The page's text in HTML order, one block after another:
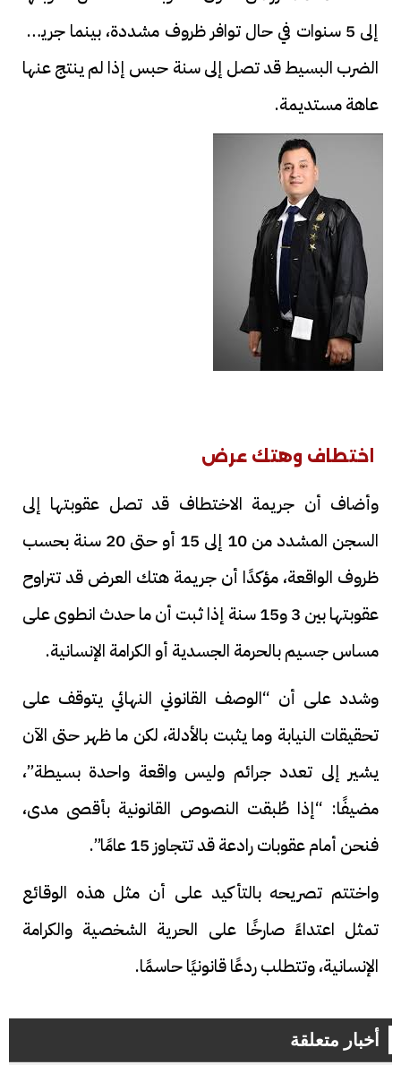
إلى 5 سنوات في حال توافر ظروف مشددة، بينما جريمة
الضرب البسيط قد تصل إلى سنة حبس إذا لم ينتج عنها
عاهة مستديمة.
اختطاف وهتك عرض
وأضاف أن جريمة الاختطاف قد تصل عقوبتها إلى
السجن المشدد من 10 إلى 15 أو حتى 20 سنة بحسب
ظروف الواقعة، مؤكدًا أن جريمة هتك العرض قد تتراوح
عقوبتها بين 3 و15 سنة إذا ثبت أن ما حدث انطوى على
مساس جسيم بالحرمة الجسدية أو الكرامة الإنسانية.
وشدد على أن “الوصف القانوني النهائي يتوقف على
تحقيقات النيابة وما يثبت بالأدلة، لكن ما ظهر حتى الآن
يشير إلى تعدد جرائم وليس واقعة واحدة بسيطة”،
مضيفًا: “إذا طُبقت النصوص القانونية بأقصى مدى،
فنحن أمام عقوبات رادعة قد تتجاوز 15 عامًا”.
واختتم تصريحه بالتأكيد على أن مثل هذه الوقائع
تمثل اعتداءً صارخًا على الحرية الشخصية والكرامة
الإنسانية، وتتطلب ردعًا قانونيًا حاسمًا.
أخبار متعلقة